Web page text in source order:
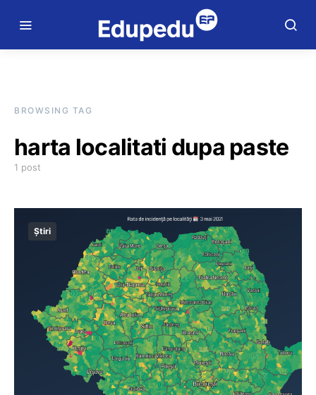
BROWSING TAG
harta localitati dupa paste
1 post
Știri